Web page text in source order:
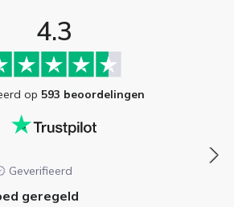
4.3
op 593 beoordelingen
Geverifieerd
geregeld